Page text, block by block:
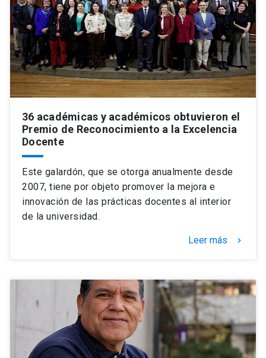
36 académicas y académicos obtuvieron el
Premio de Reconocimiento a la Excelencia
Docente
Este galardón, que se otorga anualmente desde
2007, tiene por objeto promover la mejora e
innovación de las prácticas docentes al interior
de la universidad.
Leer más keyboard_arrow_right